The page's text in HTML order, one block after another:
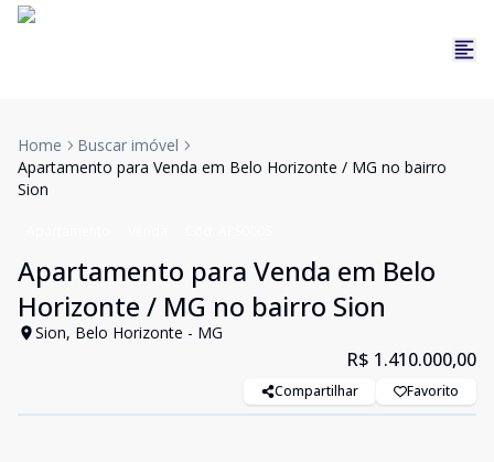
Home
Buscar imóvel
Apartamento para Venda em Belo Horizonte / MG no bairro
Sion
Apartamento para Venda em Belo
Horizonte / MG no bairro Sion
Sion, Belo Horizonte - MG
R$ 1.410.000,00
Compartilhar Favorito